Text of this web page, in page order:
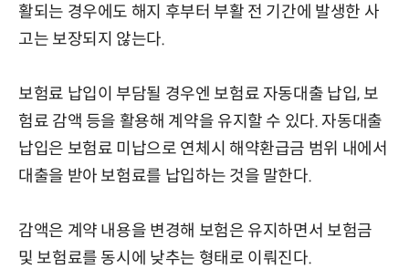
활되는 경우에도 해지 후부터 부활 전 기간에 발생한 사
고는 보장되지 않는다.
보험료 납입이 부담될 경우엔 보험료 자동대출 납입, 보
험료 감액 등을 활용해 계약을 유지할 수 있다. 자동대출
납입은 보험료 미납으로 연체시 해약환급금 범위 내에서
대출을 받아 보험료를 납입하는 것을 말한다.
감액은 계약 내용을 변경해 보험은 유지하면서 보험금
및 보험료를 동시에 낮추는 형태로 이뤄진다.